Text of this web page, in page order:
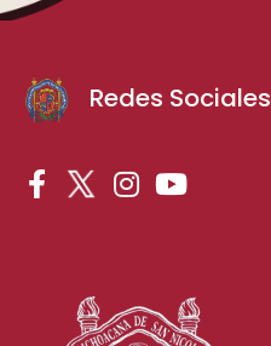
Redes Sociales